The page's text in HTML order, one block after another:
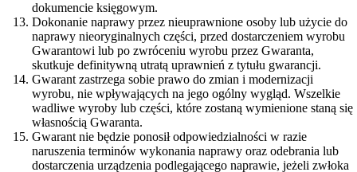
dokumencie księgowym.
Dokonanie naprawy przez nieuprawnione osoby lub użycie do
naprawy nieoryginalnych części, przed dostarczeniem wyrobu
Gwarantowi lub po zwróceniu wyrobu przez Gwaranta,
skutkuje definitywną utratą uprawnień z tytułu gwarancji.
Gwarant zastrzega sobie prawo do zmian i modernizacji
wyrobu, nie wpływających na jego ogólny wygląd. Wszelkie
wadliwe wyroby lub części, które zostaną wymienione staną się
własnością Gwaranta.
Gwarant nie będzie ponosił odpowiedzialności w razie
naruszenia terminów wykonania naprawy oraz odebrania lub
dostarczenia urządzenia podlegającego naprawie, jeżeli zwłoka